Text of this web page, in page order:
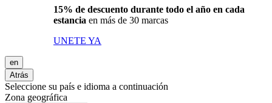
15% de descuento durante todo el año en cada
estancia en más de 30 marcas
UNETE YA
en
Atrás
Seleccione su país e idioma a continuación
Zona geográfica